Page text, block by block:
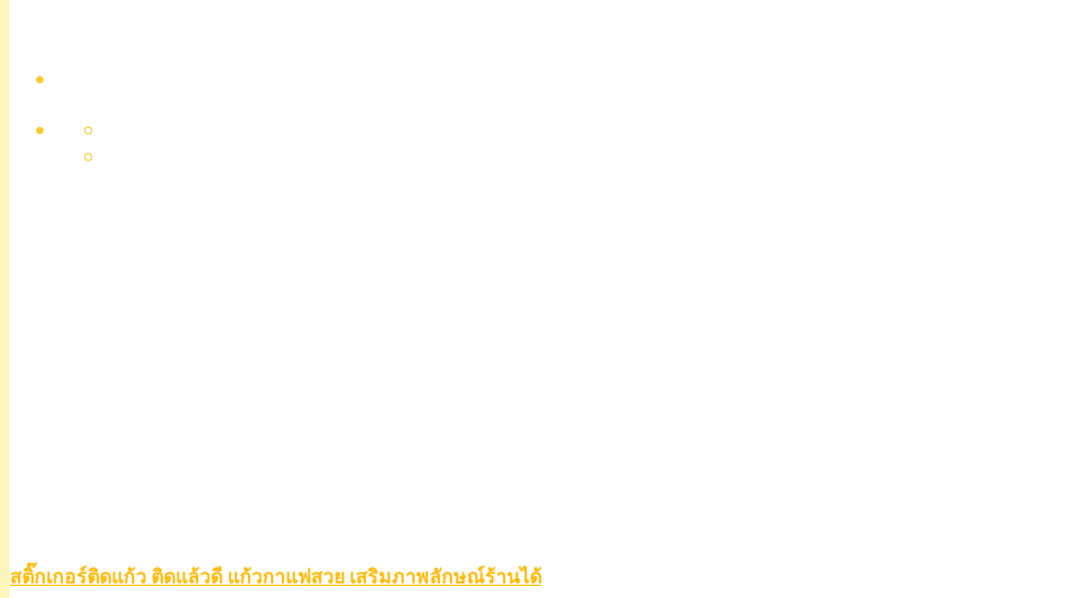
สติ๊กเกอร์ติดแก้ว ติดแล้วดี แก้วกาแฟสวย เสริมภาพลักษณ์ร้านได้